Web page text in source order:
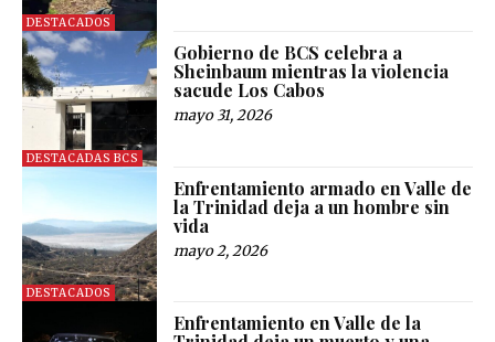
DESTACADOS
DESTACADAS BCS
Gobierno de BCS celebra a
Sheinbaum mientras la violencia
sacude Los Cabos
mayo 31, 2026
DESTACADOS
Enfrentamiento armado en Valle de
la Trinidad deja a un hombre sin
vida
mayo 2, 2026
Enfrentamiento en Valle de la